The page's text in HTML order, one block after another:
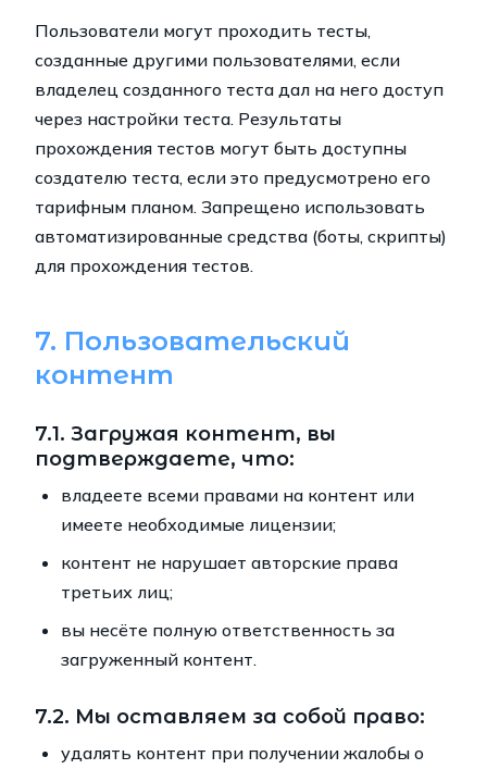
Пользователи могут проходить тесты,
созданные другими пользователями, если
владелец созданного теста дал на него доступ
через настройки теста. Результаты
прохождения тестов могут быть доступны
создателю теста, если это предусмотрено его
тарифным планом. Запрещено использовать
автоматизированные средства (боты, скрипты)
для прохождения тестов.
7. Пользовательский
контент
7.1. Загружая контент, вы
подтверждаете, что:
владеете всеми правами на контент или
имеете необходимые лицензии;
контент не нарушает авторские права
третьих лиц;
вы несёте полную ответственность за
загруженный контент.
7.2. Мы оставляем за собой право:
удалять контент при получении жалобы о